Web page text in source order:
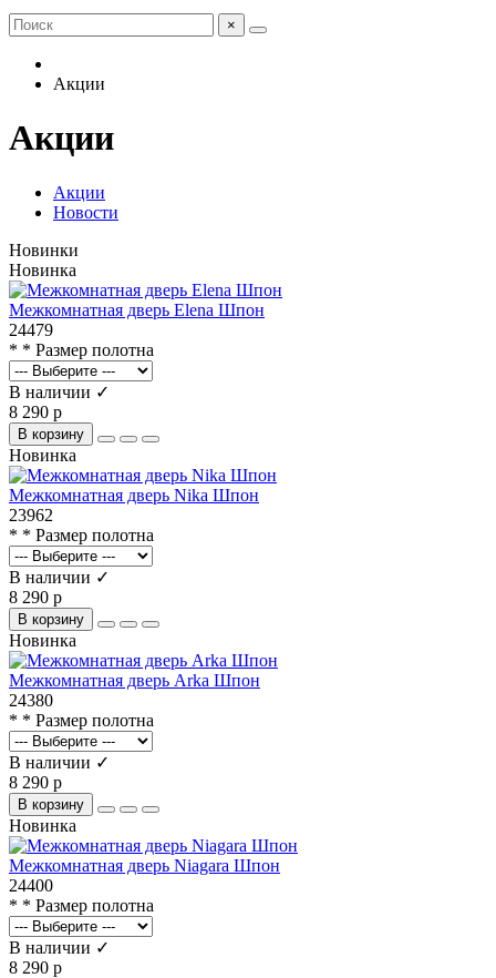
×
Акции
Акции
Акции
Новости
Новинки
Новинка
Межкомнатная дверь Elena Шпон
24479
* * Размер полотна
В наличии ✓
8 290 р
В корзину
Новинка
Межкомнатная дверь Nika Шпон
23962
* * Размер полотна
В наличии ✓
8 290 р
В корзину
Новинка
Межкомнатная дверь Arka Шпон
24380
* * Размер полотна
В наличии ✓
8 290 р
В корзину
Новинка
Межкомнатная дверь Niagara Шпон
24400
* * Размер полотна
В наличии ✓
8 290 р